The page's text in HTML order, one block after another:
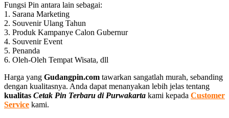
Fungsi Pin antara lain sebagai:
1. Sarana Marketing
2. Souvenir Ulang Tahun
3. Produk Kampanye Calon Gubernur
4. Souvenir Event
5. Penanda
6. Oleh-Oleh Tempat Wisata, dll
Harga yang Gudangpin.com tawarkan sangatlah murah, sebanding
dengan kualitasnya. Anda dapat menanyakan lebih jelas tentang
kualitas Cetak Pin Terbaru di Purwakarta kami kepada Customer
Service kami.